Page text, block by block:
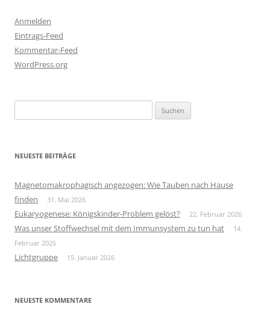
Anmelden
Eintrags-Feed
Kommentar-Feed
WordPress.org
nach:
NEUESTE BEITRÄGE
Magnetomakrophagisch angezogen: Wie Tauben nach Hause
finden
31. Mai 2026
Eukaryogenese: Königskinder-Problem gelöst? 22. Februar 2026
Was unser Stoffwechsel mit dem Immunsystem zu tun hat
14.
Februar 2026
Lichtgruppe 15. Januar 2026
NEUESTE KOMMENTARE